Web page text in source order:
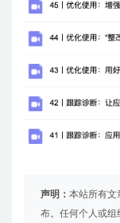
声明： 本站所有文
布。任何个人或组